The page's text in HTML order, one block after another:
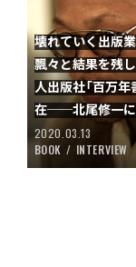
壊れていく出版業
飄々と結果を残
人出版社「百万年
在──北尾修一に
2020.03.13
BOOK
INTERVIEW